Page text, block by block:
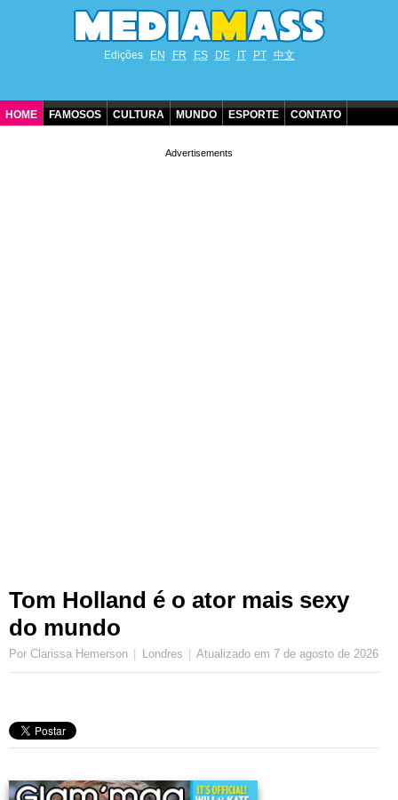
Edições EN FR ES DE IT PT 中文
HOME FAMOSOS CULTURA MUNDO ESPORTE CONTATO
Tom Holland é o ator mais sexy
do mundo
Por Clarissa Hemerson Londres Atualizado em 7 de agosto de 2026